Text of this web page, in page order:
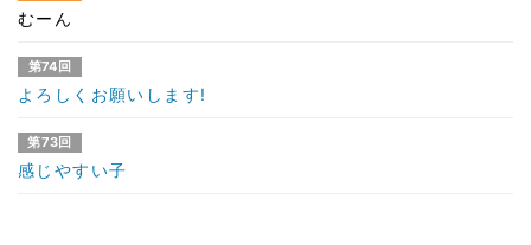
むーん
第74回
よろしくお願いします!
第73回
感じやすい子